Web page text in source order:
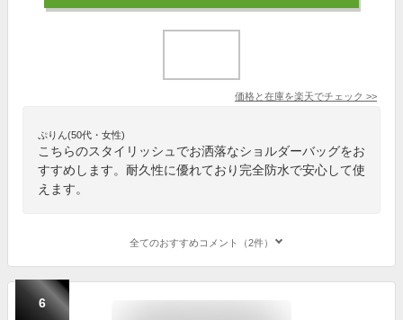
価格と在庫を楽天でチェック >>
ぷりん(50代・女性)
こちらのスタイリッシュでお洒落なショルダーバッグをお
すすめします。耐久性に優れており完全防水で安心して使
えます。
全てのおすすめコメント（2件）
6